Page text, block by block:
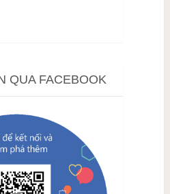
QUA FACEBOOK